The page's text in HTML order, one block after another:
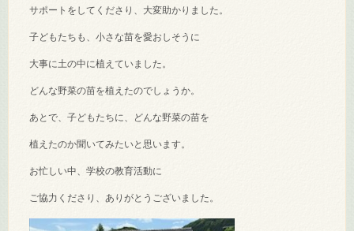
サポートをしてくださり、大変助かりました。
子どもたちも、小さな苗を愛おしそうに
大事に土の中に植えていました。
どんな野菜の苗を植えたのでしょうか。
あとで、子どもたちに、どんな野菜の苗を
植えたのか聞いてみたいと思います。
お忙しい中、学校の教育活動に
ご協力くださり、ありがとうございました。